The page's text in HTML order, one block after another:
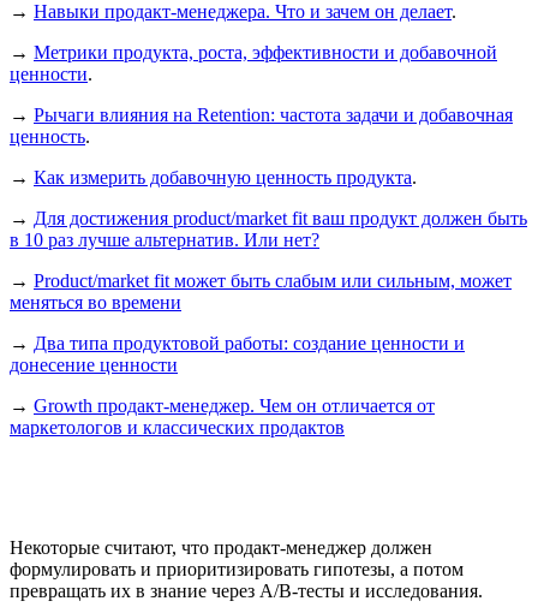
→ Навыки продакт-менеджера. Что и зачем он делает.
→ Метрики продукта, роста, эффективности и добавочной
ценности.
→ Рычаги влияния на Retention: частота задачи и добавочная
ценность.
→ Как измерить добавочную ценность продукта.
→ Для достижения product/market fit ваш продукт должен быть
в 10 раз лучше альтернатив. Или нет?
→ Product/market fit может быть слабым или сильным, может
меняться во времени
→ Два типа продуктовой работы: создание ценности и
донесение ценности
→ Growth продакт-менеджер. Чем он отличается от
маркетологов и классических продактов
Некоторые считают, что продакт-менеджер должен
формулировать и приоритизировать гипотезы, а потом
превращать их в знание через A/B-тесты и исследования.